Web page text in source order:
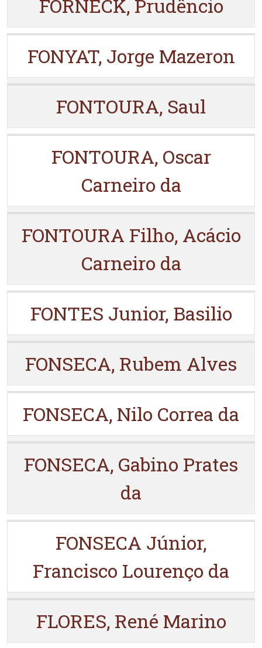
FORNECK, Prudêncio
FONYAT, Jorge Mazeron
FONTOURA, Saul
FONTOURA, Oscar
Carneiro da
FONTOURA Filho, Acácio
Carneiro da
FONTES Junior, Basilio
FONSECA, Rubem Alves
FONSECA, Nilo Correa da
FONSECA, Gabino Prates
da
FONSECA Júnior,
Francisco Lourenço da
FLORES, René Marino